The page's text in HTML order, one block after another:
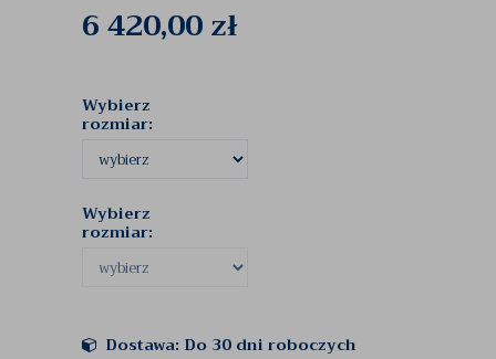
6 420,00zł
Wybierz
rozmiar:
Wybierz
rozmiar:
Dostawa: Do 30 dni roboczych